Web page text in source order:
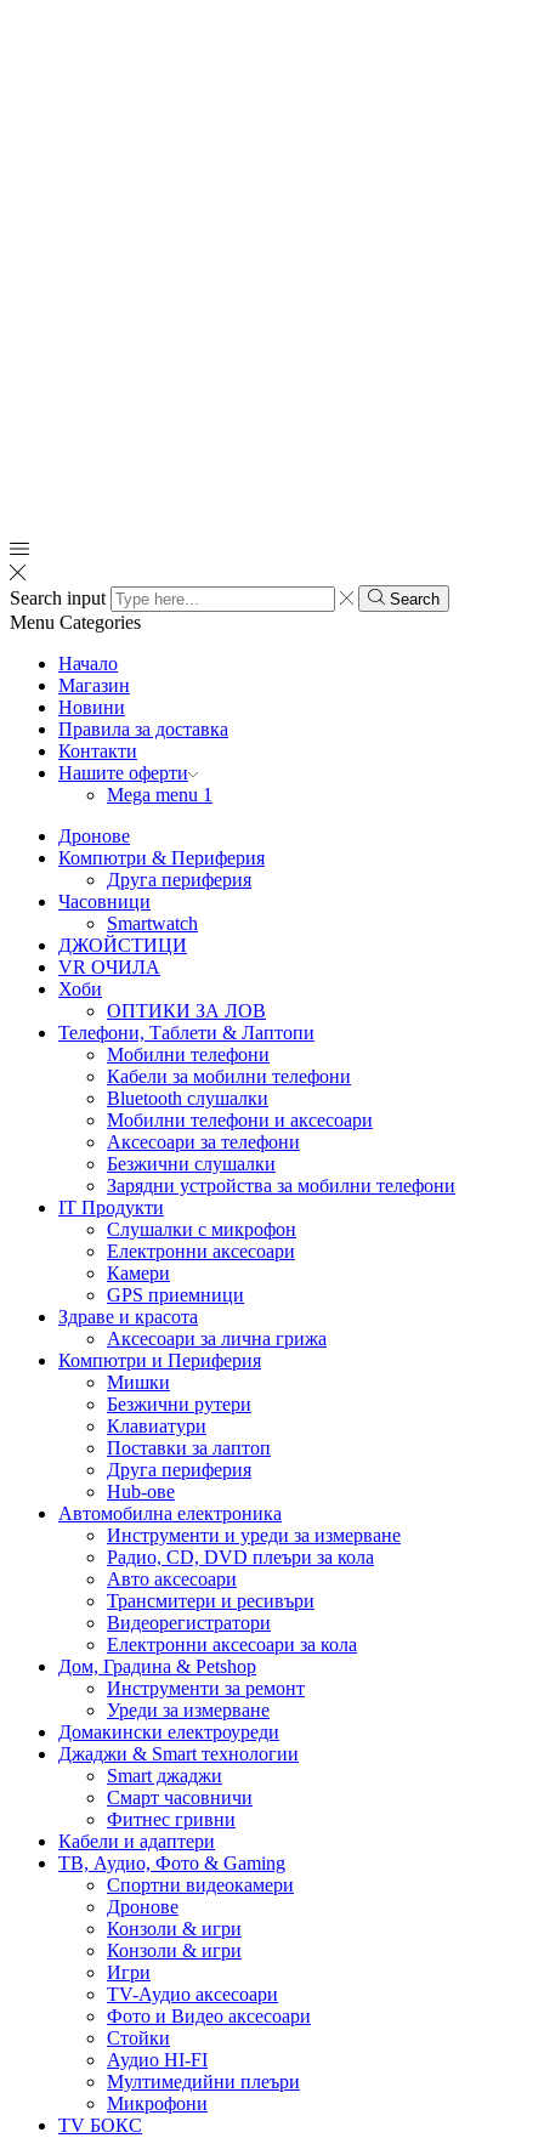
Search input Search
Menu Categories
Начало
Магазин
Новини
Правила за доставка
Контакти
Нашите оферти
Mega menu 1
Дронове
Компютри & Периферия
Друга периферия
Часовници
Smartwatch
ДЖОЙСТИЦИ
VR ОЧИЛА
Хоби
ОПТИКИ ЗА ЛОВ
Телефони, Таблети & Лаптопи
Мобилни телефони
Кабели за мобилни телефони
Bluetooth слушалки
Мобилни телефони и аксесоари
Аксесоари за телефони
Безжични слушалки
Зарядни устройства за мобилни телефони
IT Продукти
Слушалки с микрофон
Електронни аксесоари
Камери
GPS приемници
Здраве и красота
Аксесоари за лична грижа
Компютри и Периферия
Мишки
Безжични рутери
Клавиатури
Поставки за лаптоп
Друга периферия
Hub-ове
Автомобилна електроника
Инструменти и уреди за измерване
Радио, CD, DVD плеъри за кола
Авто аксесоари
Трансмитери и ресивъри
Видеорегистратори
Електронни аксесоари за кола
Дом, Градина & Petshop
Инструменти за ремонт
Уреди за измерване
Домакински електроуреди
Джаджи & Smart технологии
Smart джаджи
Смарт часовничи
Фитнес гривни
Кабели и адаптери
ТВ, Аудио, Фото & Gaming
Спортни видеокамери
Дронове
Конзоли & игри
Конзоли & игри
Игри
TV-Аудио аксесоари
Фото и Видео аксесоари
Стойки
Аудио HI-FI
Мултимедийни плеъри
Микрофони
TV БОКС